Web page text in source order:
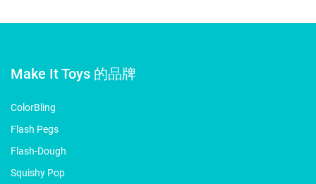
Make It Toys 的品牌
ColorBling
Flash Pegs
Flash-Dough
Squishy Pop